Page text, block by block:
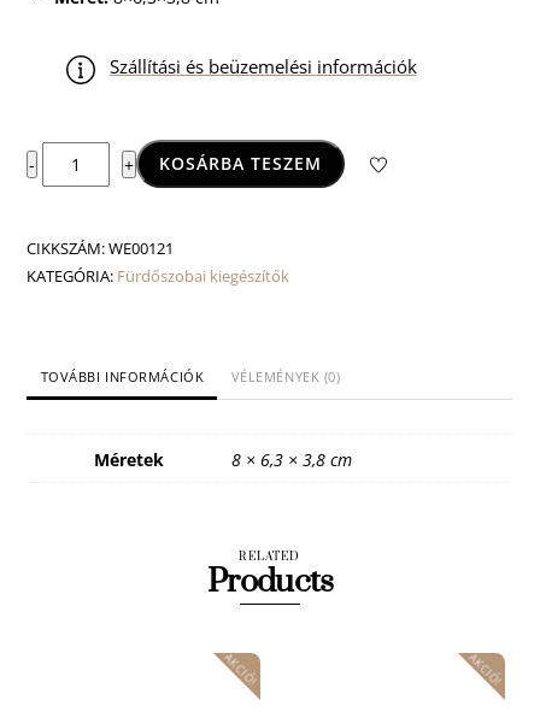
Szállítási és beüzemelési információk
-
Capri
akasztó
mennyiség
+ KOSÁRBA TESZEM
CIKKSZÁM:WE00121
KATEGÓRIA: Fürdőszobai kiegészítők
TOVÁBBI INFORMÁCIÓK VÉLEMÉNYEK (0)
Méretek 8 × 6,3 × 3,8 cm
RELATED
Products
AKCIÓ! AKCIÓ!